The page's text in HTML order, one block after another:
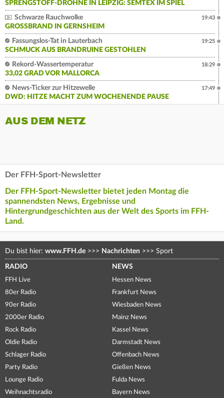
SPRENGSTOFF-DROHNE IN LEIPZIG: SEMTEX IM SPIEL
Schwarze Rauchwolke
GROSSBRAND IN GERNSHEIM
19:43
Fassungslos-Tat in Lauterbach
SCHMUCK AUS BRANDRUINE GESTOHLEN
19:25
Rekord-Wassertemperatur
33,02 GRAD VOR MALLORCA
18:29
News-Ticker zur Hitzewelle
DWD: HITZE MACHT ZUM WOCHENENDE PAUSE
17:49
AUS DEM NETZ
Der FFH-Sport-Newsletter
Der FFH-Sport-Newsletter bietet jeden Montag die
spannendsten News, Ergebnisse und
Hintergrundgeschichten aus der Welt des Sports im FFH-
Land.
Du bist hier: www.FFH.de >>> Nachrichten >>> Sport
RADIO
FFH Live
80er Radio
90er Radio
2000er Radio
Rock Radio
Oldie Radio
Schlager Radio
Party Radio
Lounge Radio
Weihnachtsradio
NEWS
Hessen News
Frankfurt News
Wiesbaden News
Mainz News
Kassel News
Darmstadt News
Offenbach News
Gießen News
Fulda News
Bayern News